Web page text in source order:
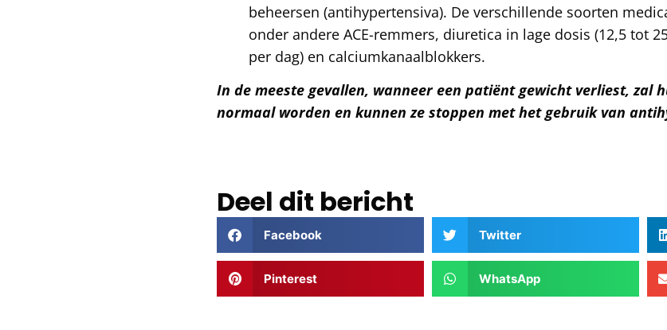
beheersen (antihypertensiva). De verschillende soorten
onder andere ACE-remmers, diuretica in lage dosis (12,5 tot
per dag) en calciumkanaalblokkers.
In de meeste gevallen, wanneer een patiënt gewicht verliest, zal
normaal worden en kunnen ze stoppen met het gebruik van
Deel dit bericht
Facebook Twitter
Pinterest WhatsApp